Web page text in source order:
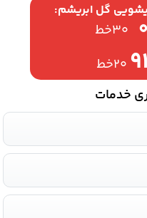
گل ابریشم:
۳۰خط
۲۰خط
خدمات